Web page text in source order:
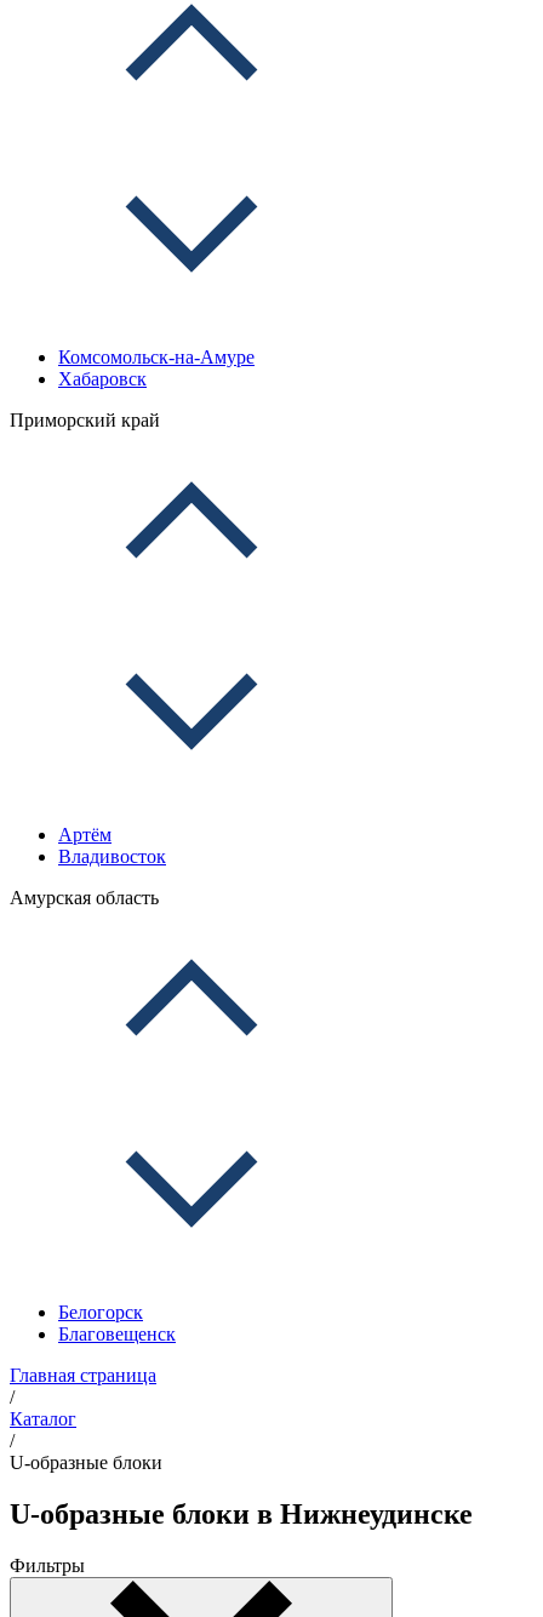
Комсомольск-на-Амуре
Хабаровск
Приморский край
Артём
Владивосток
Амурская область
Белогорск
Благовещенск
Главная страница
/
Каталог
/
U-образные блоки
U-образные блоки в Нижнеудинске
Фильтры